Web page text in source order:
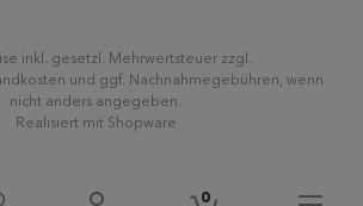
0
inkl. gesetzl. Mehrwertsteuer zzgl.
und ggf. Nachnahmegebühren, wenn
nicht anders angegeben.
Realisiert mit Shopware